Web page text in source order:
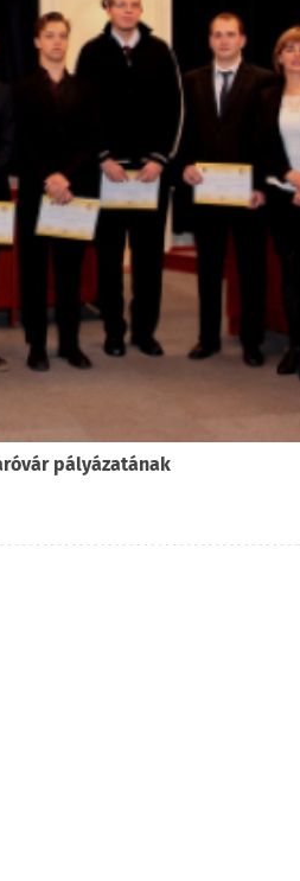
pályázatának